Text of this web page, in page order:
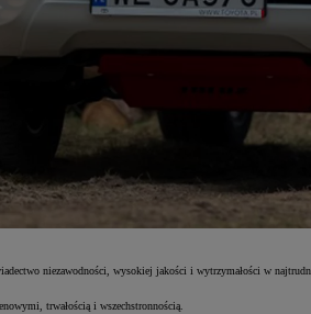
niezawodności, wysokiej jakości i wytrzymałości w
trwałością i wszechstronnością.